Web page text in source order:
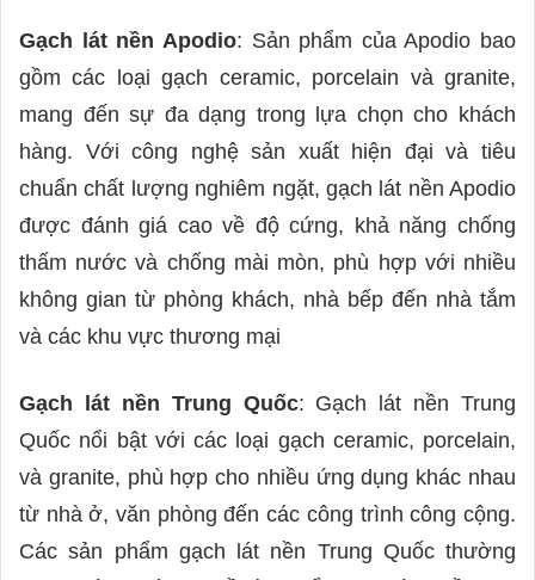
Gạch lát nền Apodio: Sản phẩm của Apodio bao
gồm các loại gạch ceramic, porcelain và granite,
mang đến sự đa dạng trong lựa chọn cho khách
hàng. Với công nghệ sản xuất hiện đại và tiêu
chuẩn chất lượng nghiêm ngặt, gạch lát nền Apodio
được đánh giá cao về độ cứng, khả năng chống
thấm nước và chống mài mòn, phù hợp với nhiều
không gian từ phòng khách, nhà bếp đến nhà tắm
và các khu vực thương mại
Gạch lát nền Trung Quốc: Gạch lát nền Trung
Quốc nổi bật với các loại gạch ceramic, porcelain,
và granite, phù hợp cho nhiều ứng dụng khác nhau
từ nhà ở, văn phòng đến các công trình công cộng.
Các sản phẩm gạch lát nền Trung Quốc thường